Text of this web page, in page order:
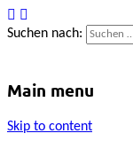
Suchen nach:
Main menu
Skip to content